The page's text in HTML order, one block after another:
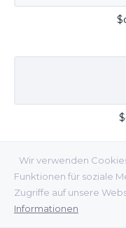
Wir verwenden
Funktionen für soziale
Zugriffe auf unsere
Informationen